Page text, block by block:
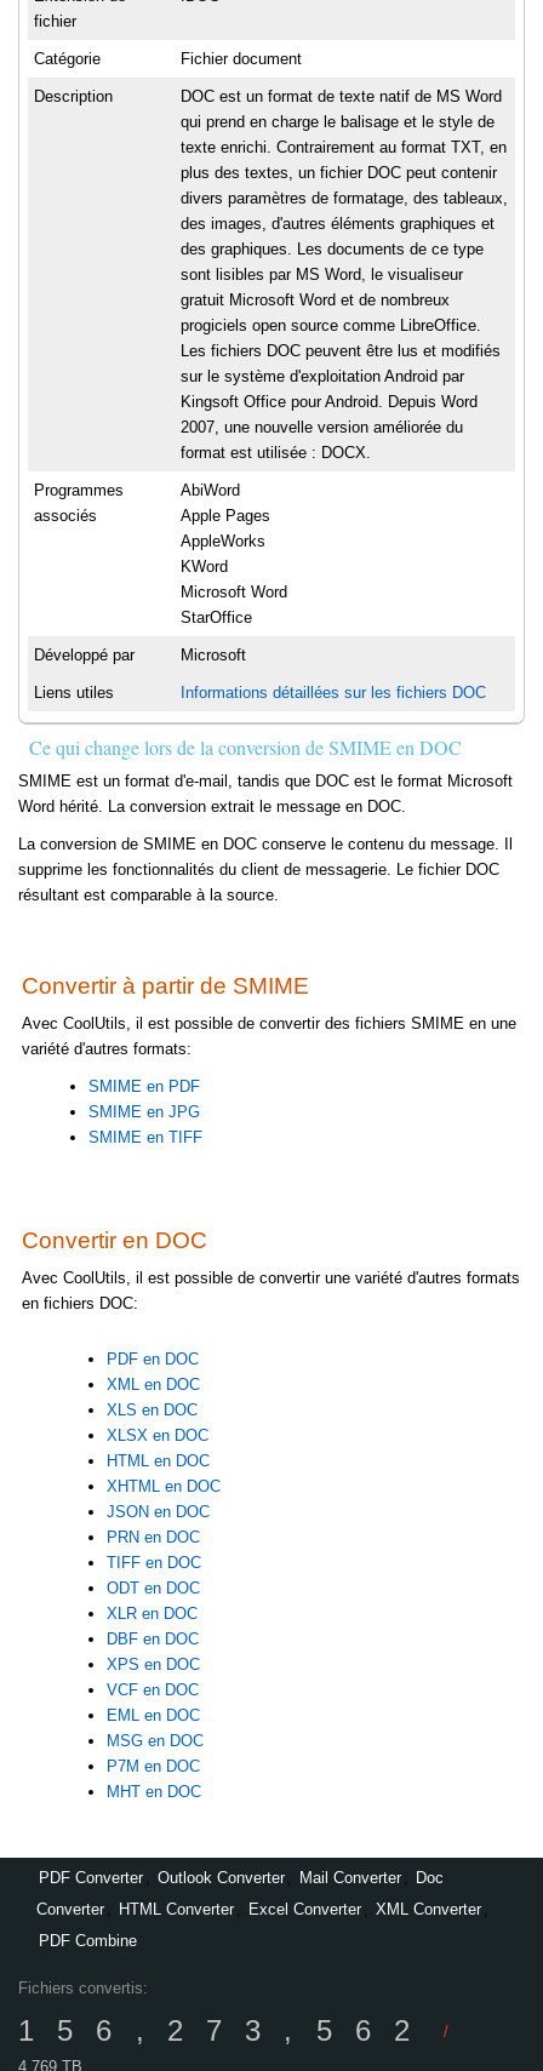
fichier
Catégorie Fichier document
Description
DOC est un format de texte natif de MS Word
qui prend en charge le balisage et le style de
texte enrichi. Contrairement au format TXT, en
plus des textes, un fichier DOC peut contenir
divers paramètres de formatage, des tableaux,
des images, d'autres éléments graphiques et
des graphiques. Les documents de ce type
sont lisibles par MS Word, le visualiseur
gratuit Microsoft Word et de nombreux
progiciels open source comme LibreOffice.
Les fichiers DOC peuvent être lus et modifiés
sur le système d'exploitation Android par
Kingsoft Office pour Android. Depuis Word
2007, une nouvelle version améliorée du
format est utilisée : DOCX.
Programmes
associés
AbiWord
Apple Pages
AppleWorks
KWord
Microsoft Word
StarOffice
Développé par Microsoft
Liens utiles Informations détaillées sur les fichiers DOC
Ce qui change lors de la conversion de SMIME en DOC
SMIME est un format d'e-mail, tandis que DOC est le format Microsoft
Word hérité. La conversion extrait le message en DOC.
La conversion de SMIME en DOC conserve le contenu du message. Il
supprime les fonctionnalités du client de messagerie. Le fichier DOC
résultant est comparable à la source.
Convertir à partir de SMIME
Avec CoolUtils, il est possible de convertir des fichiers SMIME en une
variété d'autres formats:
SMIME en PDF
SMIME en JPG
SMIME en TIFF
Convertir en DOC
Avec CoolUtils, il est possible de convertir une variété d'autres formats
en fichiers DOC:
PDF en DOC
XML en DOC
XLS en DOC
XLSX en DOC
HTML en DOC
XHTML en DOC
JSON en DOC
PRN en DOC
TIFF en DOC
ODT en DOC
XLR en DOC
DBF en DOC
XPS en DOC
VCF en DOC
EML en DOC
MSG en DOC
P7M en DOC
MHT en DOC
PDF Converter , Outlook Converter , Mail Converter ,
Doc
Converter , HTML Converter , Excel Converter , XML Converter ,
PDF Combine
Fichiers convertis:
156,273,562
/
4,769 TB